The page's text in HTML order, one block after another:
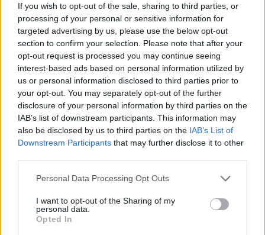
If you wish to opt-out of the sale, sharing to third parties, or
processing of your personal or sensitive information for
targeted advertising by us, please use the below opt-out
section to confirm your selection. Please note that after your
opt-out request is processed you may continue seeing
interest-based ads based on personal information utilized by
us or personal information disclosed to third parties prior to
your opt-out. You may separately opt-out of the further
disclosure of your personal information by third parties on the
IAB’s list of downstream participants. This information may
also be disclosed by us to third parties on the IAB’s List of
Downstream Participants that may further disclose it to other
Please note that this website/app uses one or more Google
not limited to your visit or usage behaviour. You may click to
grant or deny consent to Google and its third-party tags to
use your data for below specified purposes in below Google
Personal Data Processing Opt Outs
I want to opt-out of the Sharing of my
personal data.
Opted In
Ουρμπίνο
05/08/2026
Προς στρατηγική συνεργασία ΠΑΣΑΠΠ και
Πανεπιστημίου Πατρών
ΓΝΩΜΕΣ
11/03/2026